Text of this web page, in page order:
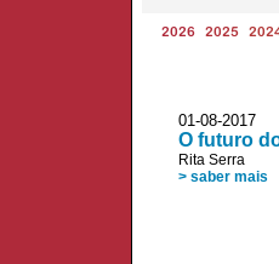
2026 2025
01-08-2017
O futuro
Rita Serra
> saber mais